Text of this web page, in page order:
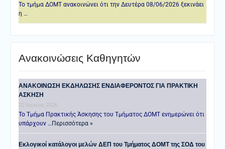
Το τμήμα ΔΟΜΤ ανακοινώνει ότι την Δευτέρα 08/06/2026 ξεκινάει
η …
Ανακοινώσεις Καθηγητών
ANAKOINΩΣΗ ΕΚΔΗΛΩΣΗΣ ΕΝΔΙΑΦΕΡΟΝΤΟΣ ΓΙΑ ΠΡΑΚΤΙΚΗ
ΑΣΚΗΣΗ
22 Ιουνίου 2026
Το Τμήμα Πρακτικής Άσκησης του Τμήματος ΔΟΜΤ ενημερώνει ότι
υπάρχουν …Περισσότερα »
Εκλογικοί κατάλογοι μελών ΔΕΠ του Τμήματος ΔΟΜΤ της ΣΟΔ του